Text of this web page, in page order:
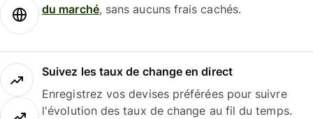
du marché, sans aucuns frais cachés.
Suivez les taux de change en direct
Enregistrez vos devises préférées pour suivre
l'évolution des taux de change au fil du temps.